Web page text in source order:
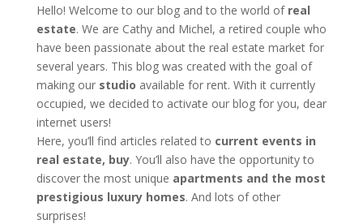
Hello! Welcome to our blog and to the world of real
estate. We are Cathy and Michel, a retired couple who
have been passionate about the real estate market for
several years. This blog was created with the goal of
making our studio available for rent. With it currently
occupied, we decided to activate our blog for you, dear
internet users!
Here, you’ll find articles related to current events in
real estate, buy. You’ll also have the opportunity to
discover the most unique apartments and the most
prestigious luxury homes. And lots of other
surprises!